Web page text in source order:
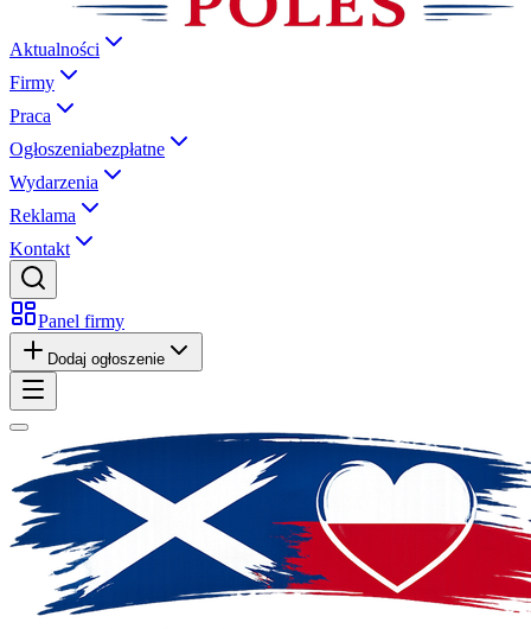
Aktualności
Firmy
Praca
Ogłoszeniabezpłatne
Wydarzenia
Reklama
Kontakt
Panel firmy
Dodaj ogłoszenie